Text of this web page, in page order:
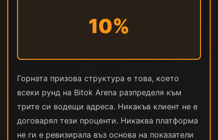
10%
Горната призова структура е това, което
всеки рунд на Bitok Arena разпределя към
трите си водещи адреса. Никакъв клиент не е
договарял тези проценти. Никаква платформа
не ги е ревизирала въз основа на показатели